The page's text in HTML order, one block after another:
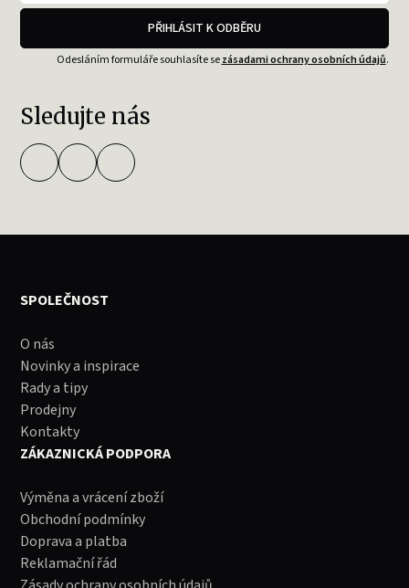
PŘIHLÁSIT K ODBĚRU
Odesláním formuláře souhlasíte sezásadami ochrany osobních údajů.
Sledujte nás
SPOLEČNOST
O nás
Novinky a inspirace
Rady a tipy
Prodejny
Kontakty
ZÁKAZNICKÁ PODPORA
Výměna a vrácení zboží
Obchodní podmínky
Doprava a platba
Reklamační řád